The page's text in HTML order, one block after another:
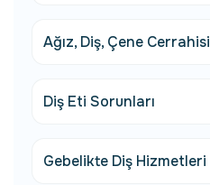
Ağız, Diş, Çene Cerrahisi
Diş Eti Sorunları
Gebelikte Diş Hizmetleri